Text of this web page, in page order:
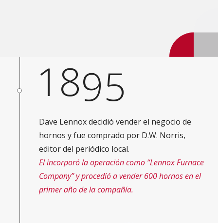
1895
Dave Lennox decidió vender el negocio de
hornos y fue comprado por D.W. Norris,
editor del periódico local.
El incorporó la operación como “Lennox Furnace
Company” y procedió a vender 600 hornos en el
primer año de la compañía.